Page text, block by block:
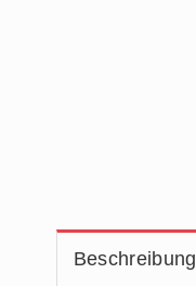
Beschreibung